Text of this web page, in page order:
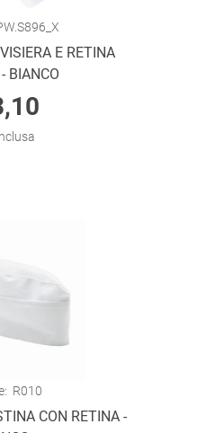
E RETINA
BIANCO
R010
CON RETINA -